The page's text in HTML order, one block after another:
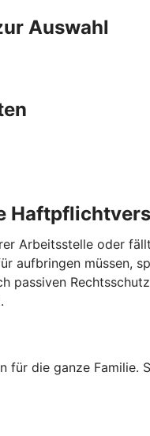
Auswahl
Arbeitsstelle oder
aufbringen müssen,
passiven
die ganze Familie.